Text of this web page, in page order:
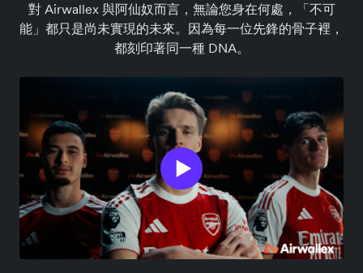
對 Airwallex 與阿仙奴而言，無論您身在何處，「不可
能」都只是尚未實現的未來。因為每一位先鋒的骨子裡，
都刻印著同一種 DNA。